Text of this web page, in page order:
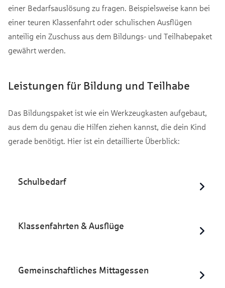
einer Bedarfsauslösung zu fragen. Beispielsweise kann bei
einer teuren Klassenfahrt oder schulischen Ausflügen
anteilig ein Zuschuss aus dem Bildungs- und Teilhabepaket
gewährt werden.
Leistungen für Bildung und Teilhabe
Das Bildungspaket ist wie ein Werkzeugkasten aufgebaut,
aus dem du genau die Hilfen ziehen kannst, die dein Kind
gerade benötigt. Hier ist ein detaillierte Überblick:
Schulbedarf
Klassenfahrten & Ausflüge
Gemeinschaftliches Mittagessen